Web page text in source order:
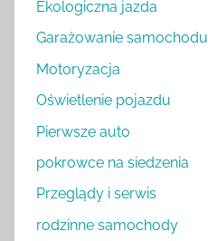
Ekologiczna jazda
Garażowanie samochodu
Motoryzacja
Oświetlenie pojazdu
Pierwsze auto
pokrowce na siedzenia
Przeglądy i serwis
rodzinne samochody